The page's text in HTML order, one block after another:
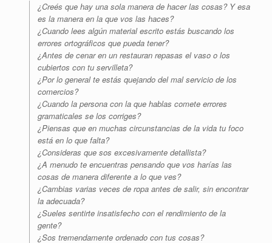
¿Creés que hay una sola manera de hacer las cosas? Y esa
es la manera en la que vos las haces?
¿Cuando lees algún material escrito estás buscando los
errores ortográficos que pueda tener?
¿Antes de cenar en un restauran repasas el vaso o los
cubiertos con tu servilleta?
¿Por lo general te estás quejando del mal servicio de los
comercios?
¿Cuando la persona con la que hablas comete errores
gramaticales se los corriges?
¿Piensas que en muchas circunstancias de la vida tu foco
está en lo que falta?
¿Consideras que sos excesivamente detallista?
¿A menudo te encuentras pensando que vos harías las
cosas de manera diferente a lo que ves?
¿Cambias varias veces de ropa antes de salir, sin encontrar
la adecuada?
¿Sueles sentirte insatisfecho con el rendimiento de la
gente?
¿Sos tremendamente ordenado con tus cosas?